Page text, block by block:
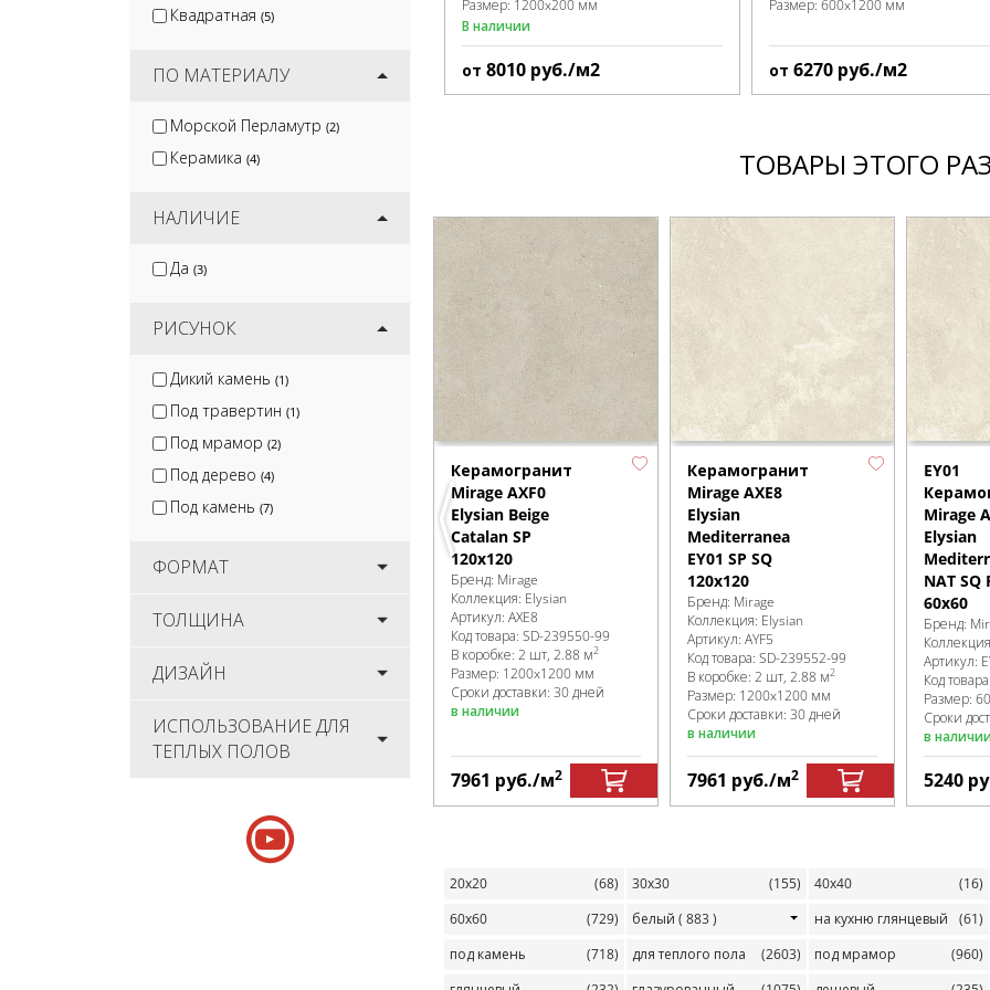
Квадратная (5)
ПО МАТЕРИАЛУ
Морской Перламутр (2)
Керамика (4)
НАЛИЧИЕ
Да (3)
РИСУНОК
Дикий камень (1)
Под травертин (1)
Под мрамор (2)
Под дерево (4)
Под камень (7)
ФОРМАТ
ТОЛЩИНА
ДИЗАЙН
ИСПОЛЬЗОВАНИЕ ДЛЯ
ТЕПЛЫХ ПОЛОВ
Размер: 1200x200 мм
В наличии
от 8010 руб./м2
Размер:600x1200 мм
от6270 руб./м2
ТОВАРЫ ЭТОГО
Керамогранит
Mirage AXF0
Elysian Beige
Catalan SP
120x120
Бренд: Mirage
Коллекция: Elysian
Артикул: AXE8
Код товара: SD-239550-99
В коробке: 2 шт, 2.88 м2
Размер: 1200x1200 мм
Сроки доставки: 30 дней
в наличии
7961 руб./м2
Керамогранит
Mirage AXE8
Elysian
Mediterranea
EY01 SP SQ
120x120
Бренд: Mirage
Коллекция: Elysian
Артикул: AYF5
Код товара: SD-239552-99
В коробке: 2 шт, 2.88 м2
Размер: 1200x1200 мм
Сроки доставки: 30 дней
в наличии
7961 руб./м2
EY01
Mirage
Elysian
NAT SQ
60x60
Бренд:
Артикул:
Код товара:
Размер:
Сроки
в наличии
5240
20х20 (68) 30х30 (155) 40х40 (16)
60х60
(729) белый ( 883 ) на кухню глянцевый (61)
под камень
(718) для теплого пола (2603) под мрамор (960)